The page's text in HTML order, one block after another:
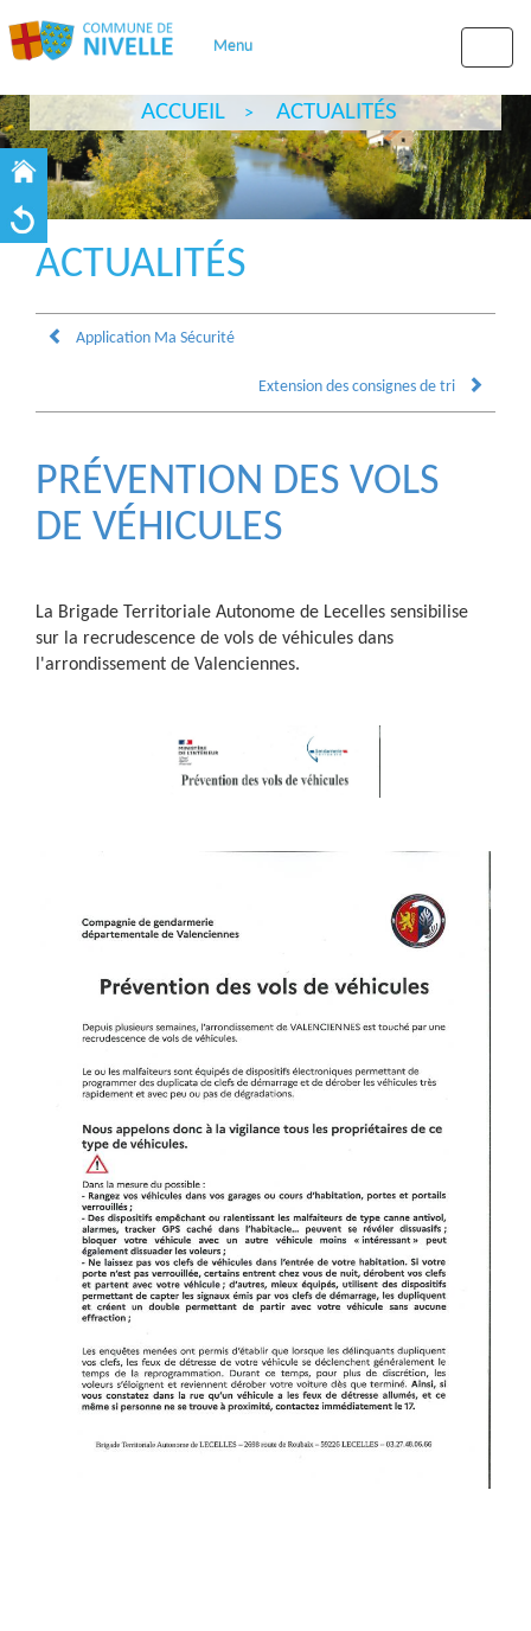
Menu
ACCUEIL ACTUALITÉS
ACTUALITÉS
Application Ma Sécurité
Extension des consignes de tri
PRÉVENTION DES VOLS
DE VÉHICULES
La Brigade Territoriale Autonome de Lecelles sensibilise
sur la recrudescence de vols de véhicules dans
l'arrondissement de Valenciennes.